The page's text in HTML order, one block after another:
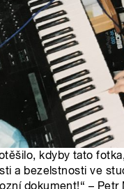
kdyby tato
a bezelstnosti ve
dokument!“ –